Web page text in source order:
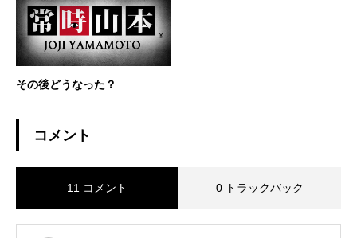
その後どうなった？
コメント
11 コメント 0 トラックバック